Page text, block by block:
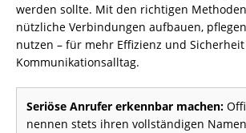
werden sollte. Mit den richtigen
nützliche Verbindungen aufbauen,
nutzen – für mehr Effizienz und
Kommunikationsalltag.
Seriöse Anrufer erkennbar machen:
nennen stets ihren vollständigen